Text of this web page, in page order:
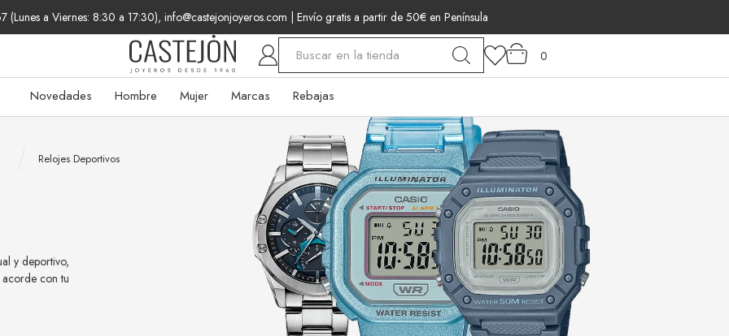
(Lunes a Viernes: 8:30 a 17:30), info@castejonjoyeros.com | Envío gratis a partir de 50€ en Península
0
Novedades Hombre Mujer Marcas Rebajas
Relojes Deportivos
y deportivo,
acorde con tu